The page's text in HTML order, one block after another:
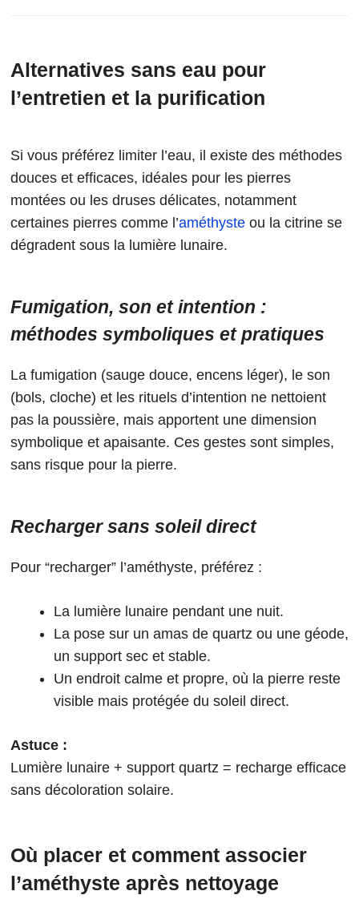
Alternatives sans eau pour
l’entretien et la purification
Si vous préférez limiter l’eau, il existe des méthodes
douces et efficaces, idéales pour les pierres
montées ou les druses délicates, notamment
certaines pierres comme l’améthyste ou la citrine se
dégradent sous la lumière lunaire.
Fumigation, son et intention :
méthodes symboliques et pratiques
La fumigation (sauge douce, encens léger), le son
(bols, cloche) et les rituels d’intention ne nettoient
pas la poussière, mais apportent une dimension
symbolique et apaisante. Ces gestes sont simples,
sans risque pour la pierre.
Recharger sans soleil direct
Pour “recharger” l’améthyste, préférez :
La lumière lunaire pendant une nuit.
La pose sur un amas de quartz ou une géode,
un support sec et stable.
Un endroit calme et propre, où la pierre reste
visible mais protégée du soleil direct.
Astuce :
Lumière lunaire + support quartz = recharge efficace
sans décoloration solaire.
Où placer et comment associer
l’améthyste après nettoyage